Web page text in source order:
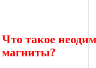
Что такое
магниты?